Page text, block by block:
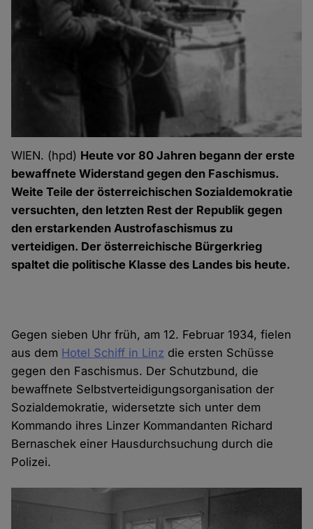
WIEN. (hpd) Heute vor 80 Jahren begann der erste
bewaffnete Widerstand gegen den Faschismus.
Weite Teile der österreichischen Sozialdemokratie
versuchten, den letzten Rest der Republik gegen
den erstarkenden Austrofaschismus zu
verteidigen. Der österreichische Bürgerkrieg
spaltet die politische Klasse des Landes bis heute.
Gegen sieben Uhr früh, am 12. Februar 1934, fielen
aus dem Hotel Schiff in Linz die ersten Schüsse
gegen den Faschismus. Der Schutzbund, die
bewaffnete Selbstverteidigungsorganisation der
Sozialdemokratie, widersetzte sich unter dem
Kommando ihres Linzer Kommandanten Richard
Bernaschek einer Hausdurchsuchung durch die
Polizei.